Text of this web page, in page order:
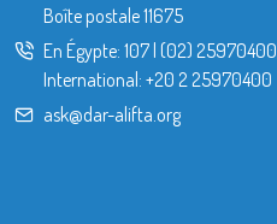
Boîte postale 11675
En Égypte: 107| (02) 25970400
International: +20 2 25970400
ask@dar-alifta.org